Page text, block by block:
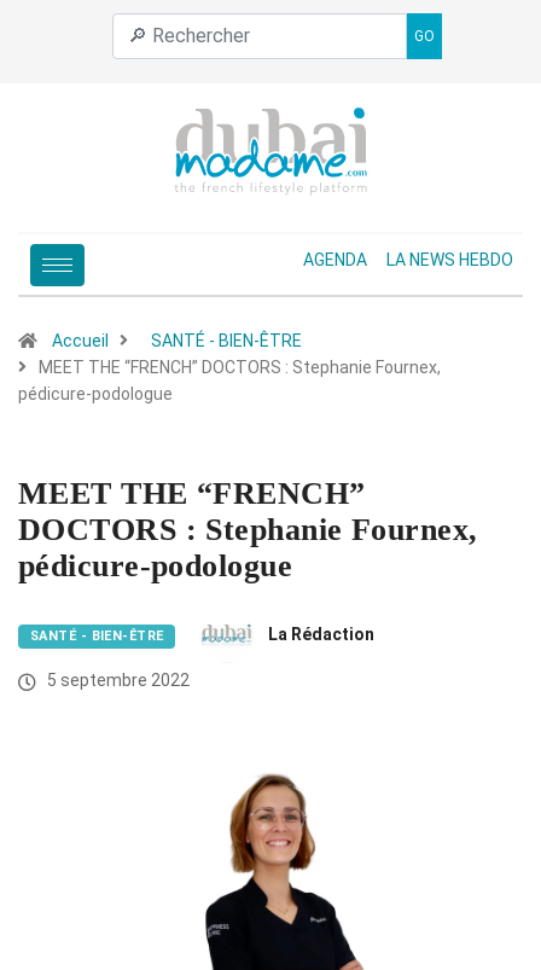
GO
AGENDA LA NEWS HEBDO
Accueil
SANTÉ - BIEN-ÊTRE
MEET THE “FRENCH” DOCTORS : Stephanie Fournex,
pédicure-podologue
MEET THE “FRENCH”
DOCTORS : Stephanie Fournex,
pédicure-podologue
SANTÉ - BIEN-ÊTRE La Rédaction
5 septembre 2022